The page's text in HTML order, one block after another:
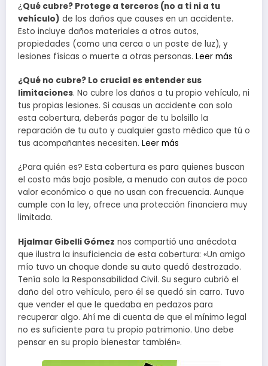
¿Qué cubre? Protege a terceros (no a ti ni a tu
vehículo) de los daños que causes en un accidente.
Esto incluye daños materiales a otros autos,
propiedades (como una cerca o un poste de luz), y
lesiones físicas o muerte a otras personas. Leer más
¿Qué no cubre? Lo crucial es entender sus
limitaciones. No cubre los daños a tu propio vehículo, ni
tus propias lesiones. Si causas un accidente con solo
esta cobertura, deberás pagar de tu bolsillo la
reparación de tu auto y cualquier gasto médico que tú o
tus acompañantes necesiten. Leer más
¿Para quién es? Esta cobertura es para quienes buscan
el costo más bajo posible, a menudo con autos de poco
valor económico o que no usan con frecuencia. Aunque
cumple con la ley, ofrece una protección financiera muy
limitada.
Hjalmar Gibelli Gómez nos compartió una anécdota
que ilustra la insuficiencia de esta cobertura: «Un amigo
mío tuvo un choque donde su auto quedó destrozado.
Tenía solo la Responsabilidad Civil. Su seguro cubrió el
daño del otro vehículo, pero él se quedó sin carro. Tuvo
que vender el que le quedaba en pedazos para
recuperar algo. Ahí me di cuenta de que el mínimo legal
no es suficiente para tu propio patrimonio. Uno debe
pensar en su propio bienestar también».